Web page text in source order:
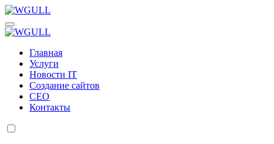
Перейти
к
содержанию
WGULL
Белая чайка - создание и продвижение сайтов
Белая чайка - создание и продвижение сайтов
Главная
Услуги
Новости IT
Создание сайтов
СЕО
Контакты